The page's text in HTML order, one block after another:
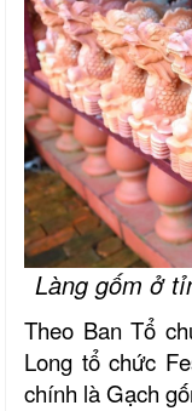
Làng gốm ở
Theo Ban Tổ
Long tổ chức
chính là Gạch